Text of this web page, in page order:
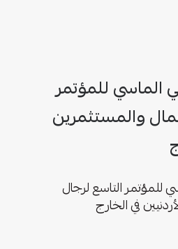
الماسي للمؤتمر
والمستثمرين
للمؤتمر التاسع لرجال
في الخارج